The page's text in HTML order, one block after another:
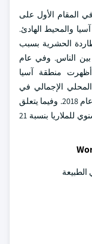
المقام الأول على
والمحيط الهادئ.
الحشرية بسبب
بين الناس. وفي عام
أظهرت منطقة آسيا
الإجمالي في
العالم، ومن المتوقع أن يكون نفس المعدل في عام 2018. وفيما يتعلق
بجنوب شرق آسيا، انخفض إجمالي التمويل السنوي للملاريا بنسبة 21